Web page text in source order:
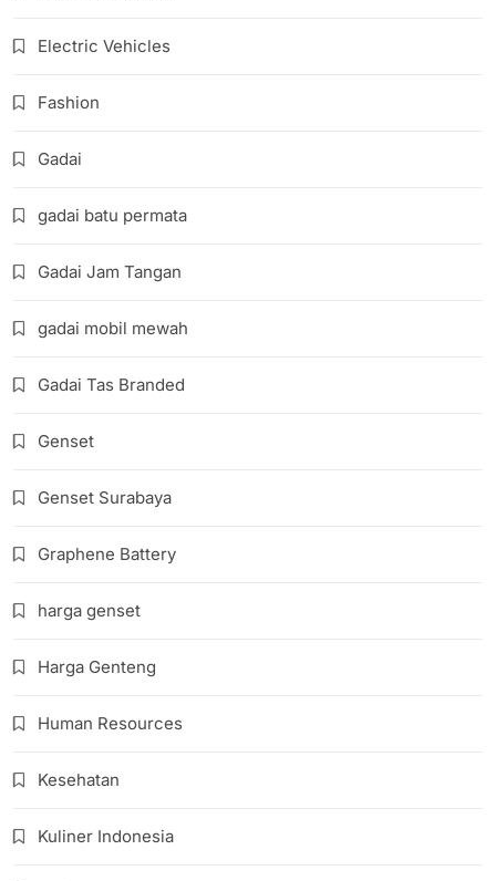
Electric Vehicles
Fashion
Gadai
gadai batu permata
Gadai Jam Tangan
gadai mobil mewah
Gadai Tas Branded
Genset
Genset Surabaya
Graphene Battery
harga genset
Harga Genteng
Human Resources
Kesehatan
Kuliner Indonesia